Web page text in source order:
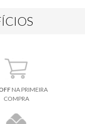
NA PRIMEIRA
COMPRA